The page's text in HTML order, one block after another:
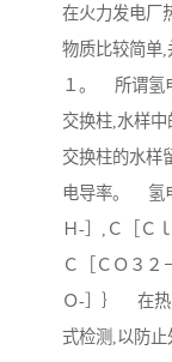
在火力发电厂
物质比较简单
１。 所谓氢
交换柱,水样
交换柱的水样
电导率。 氢
Ｈ-］,Ｃ［Ｃ
Ｃ［ＣＯ３２
Ｏ-］｝ 在热
式检测,以防